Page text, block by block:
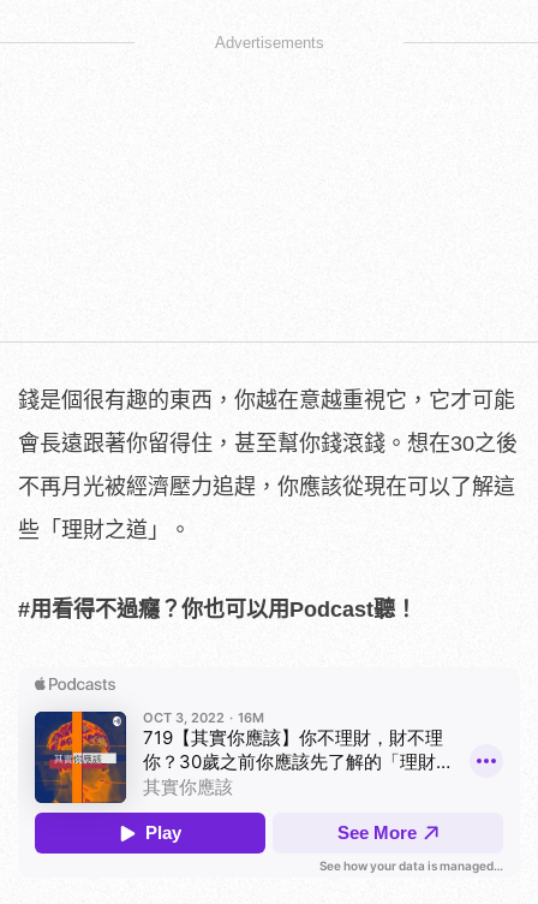
Advertisements
錢是個很有趣的東西，你越在意越重視它，它才可能
會長遠跟著你留得住，甚至幫你錢滾錢。想在30之後
不再月光被經濟壓力追趕，你應該從現在可以了解這
些「理財之道」。
#用看得不過癮？你也可以用Podcast聽！